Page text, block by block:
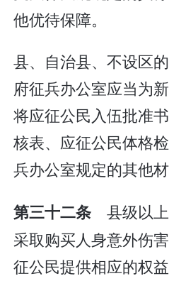
他优待保障。
县、自治县、不设区
府征兵办公室应当为
将应征公民入伍批准
核表、应征公民体格
兵办公室规定的其他材
第三十二条 县级以
采取购买人身意外伤
征公民提供相应的权益